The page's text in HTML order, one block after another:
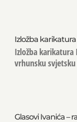
Izložba
Izložba
vrhunsku
Glasovi Ivanića –